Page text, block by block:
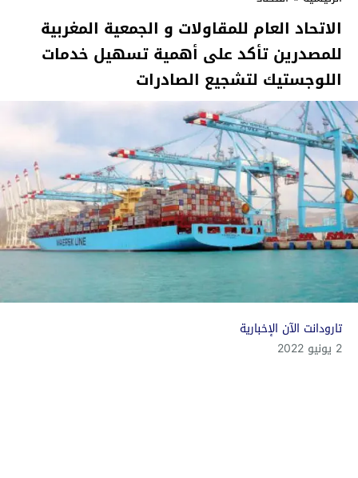
الاتحاد العام للمقاولات و الجمعية المغربية
للمصدرين تأكد على أهمية تسهيل خدمات
اللوجستيك لتشجيع الصادرات
تارودانت الآن الإخبارية
2 يونيو 2022